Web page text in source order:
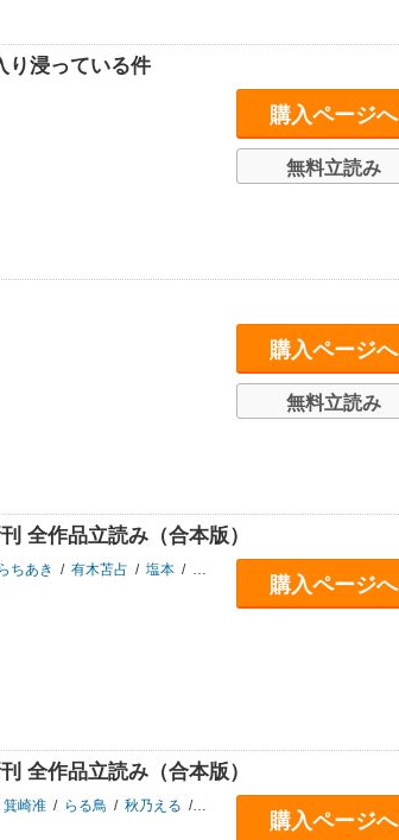
り浸っている件
購入ページへ
無料立読み
購入ページへ
無料立読み
全作品立読み（合本版）
ちあき / 有木苫占 / 塩本 / 柚本悠斗 びゃくし
購入ページへ
全作品立読み（合本版）
箕崎准 / らる鳥 / 秋乃える / 中西達哉 木なこ
購入ページへ